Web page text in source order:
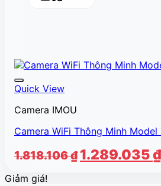
Quick View
Camera IMOU
Camera WiFi Thông Minh Model
1.818.106₫ Giá
1.289.035₫
Giảm giá!